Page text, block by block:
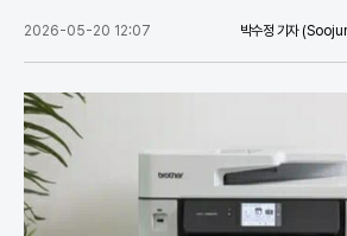
2026-05-20 12:07 박수정 기자